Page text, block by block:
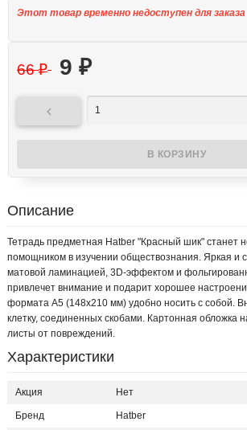
Этот товар временно недоступен для заказа
66₽ 9 ₽

Описание
Тетрадь предметная Hatber "Красный шик" станет
помощником в изучении обществознания. Яркая и
матовой ламинацией, 3D-эффектом и
привлечет внимание и подарит хорошее
формата А5 (148x210 мм) удобно носить с собой.
клетку, соединенных скобами. Картонная обложка
листы от повреждений.
Характеристики
Акция Нет
Бренд Hatber